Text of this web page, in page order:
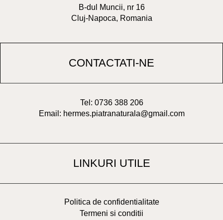
B-dul Muncii, nr 16
Cluj-Napoca, Romania
CONTACTATI-NE
Tel: 0736 388 206
Email: hermes.piatranaturala@gmail.com
LINKURI UTILE
Politica de confidentialitate
Termeni si conditii